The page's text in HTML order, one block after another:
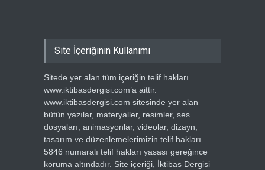
Site İçeriğinin Kullanımı
Sitede yer alan tüm içeriğin telif hakları
www.iktibasdergisi.com’a aittir.
www.iktibasdergisi.com sitesinde yer alan
bütün yazılar, materyaller, resimler, ses
dosyaları, animasyonlar, videolar, dizayn,
tasarım ve düzenlemelerimizin telif hakları
5846 numaralı telif hakları yasası gereğince
koruma altındadır. Site içeriği, İktibas Dergisi